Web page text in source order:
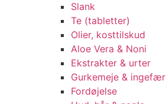
Slank
Te (tabletter)
Olier, kosttilskud
Aloe Vera & Noni
Ekstrakter & urter
Gurkemeje & ingefær
Fordøjelse